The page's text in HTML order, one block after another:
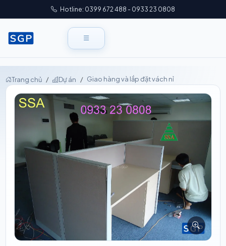
Hotline: 0399 672 488 - 0933 23 0808
Trang chủ Dự án Giao hàng và lắp đặt vách nỉ